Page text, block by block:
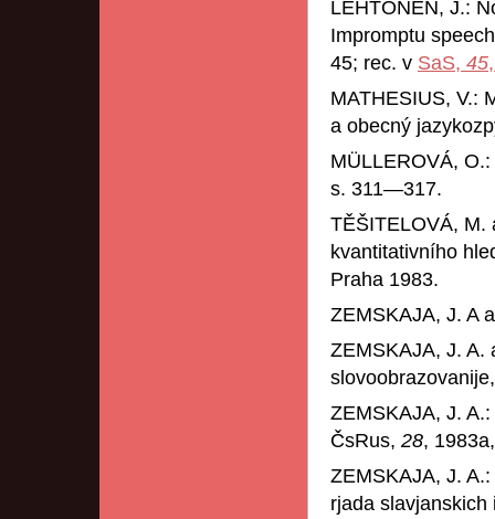
LEHTONEN, J.:
Impromptu
45; rec. v SaS, 45
MATHESIUS, V.:
a obecný
MÜLLEROVÁ, O.:
s. 311—317.
TĚŠITELOVÁ, M.
kvantitativního
Praha 1983.
ZEMSKAJA, J. A
ZEMSKAJA, J. A.
ZEMSKAJA, J.
ČsRus, 28,
ZEMSKAJA, J.
rjada slavjanskich